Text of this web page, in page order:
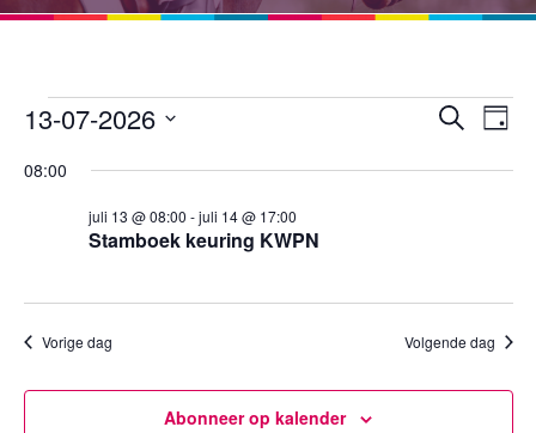
Evenementen
Zoeken
Dag
13-07-2026
08:00
Stamboek keuring KWPN
juli 13 @ 08:00 -juli 14 @ 17:00
Vorige dag Volgende dag
Abonneer op kalender